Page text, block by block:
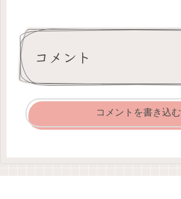
コメント
コメントを書き込む